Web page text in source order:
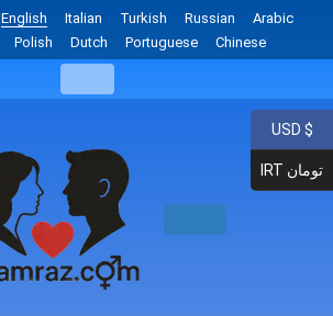
English Italian Turkish Russian
Arabic
Polish Dutch Portuguese Chinese
USD $
IRT تومان